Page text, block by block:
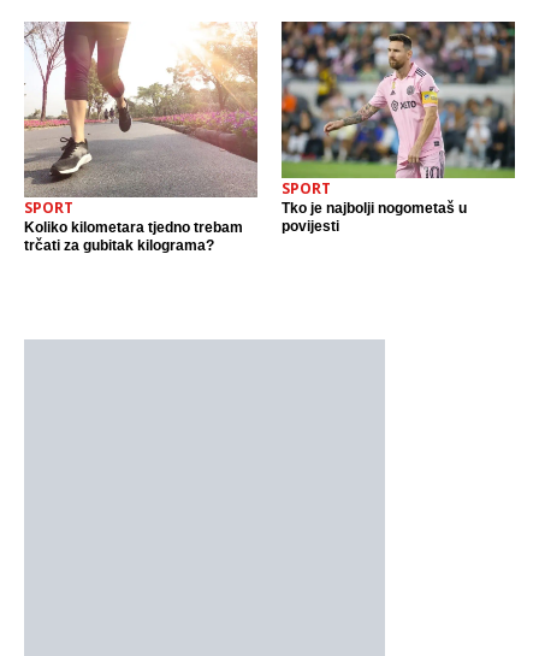
SPORT
Koliko kilometara tjedno trebam
trčati za gubitak kilograma?
SPORT
Tko je najbolji nogometaš u
povijesti